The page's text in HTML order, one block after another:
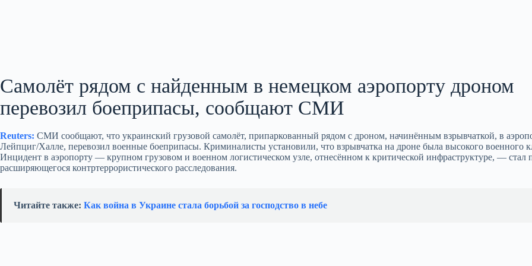
Самолёт рядом с найденным в немецком аэропорту дроном
перевозил боеприпасы, сообщают СМИ
Reuters: СМИ сообщают, что украинский грузовой самолёт, припаркованный рядом с дроном, начинённым взрывчаткой, в
Лейпциг/Халле, перевозил военные боеприпасы. Криминалисты установили, что взрывчатка на дроне была высокого военного
Инцидент в аэропорту — крупном грузовом и военном логистическом узле, отнесённом к критической инфраструктуре, — стал
расширяющегося контртеррористического расследования.
Читайте также: Как война в Украине стала борьбой за господство в небе